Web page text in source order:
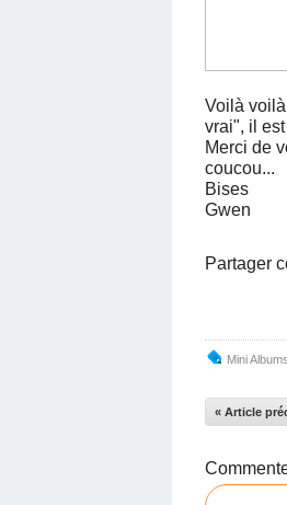
Voilà
vrai", il
Merci de
coucou...
Bises
Gwen
Partager
Mini Albums
« Article